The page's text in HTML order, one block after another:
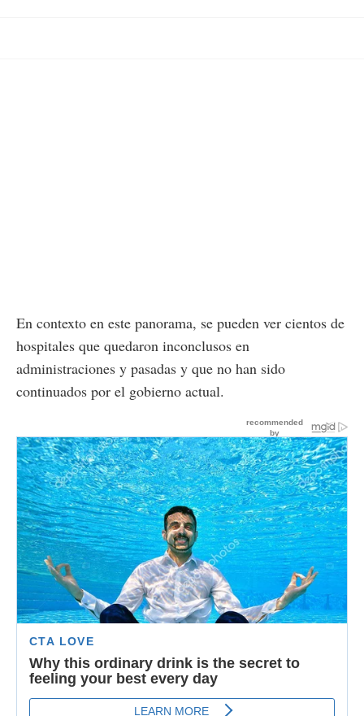
En contexto en este panorama, se pueden ver cientos de
hospitales que quedaron inconclusos en
administraciones y pasadas y que no han sido
continuados por el gobierno actual.